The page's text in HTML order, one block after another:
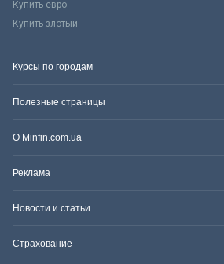
Купить евро
Купить злотый
Курсы по городам
Полезные страницы
О Minfin.com.ua
Реклама
Новости и статьи
Страхование